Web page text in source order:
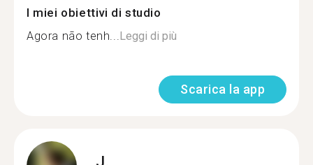
I miei obiettivi di studio
Agora não tenh...Leggi di più
Scarica la app
J.